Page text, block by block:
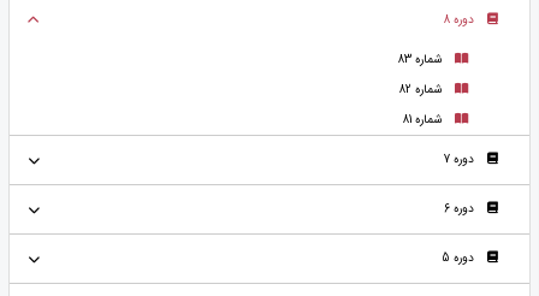
دوره 8
شماره 83
شماره 82
شماره 81
دوره 7
دوره 6
دوره 5